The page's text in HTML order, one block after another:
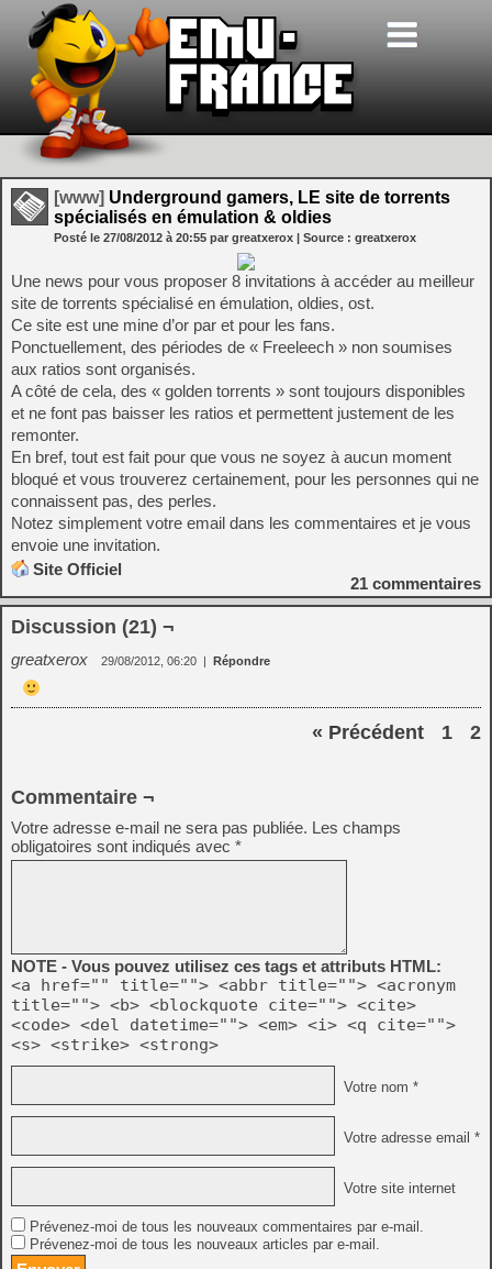
[www] Underground gamers, LE site de torrents
spécialisés en émulation & oldies
Posté le 27/08/2012 à 20:55 par greatxerox | Source : greatxerox
Une news pour vous proposer 8 invitations à accéder au meilleur
site de torrents spécialisé en émulation, oldies, ost.
Ce site est une mine d’or par et pour les fans.
Ponctuellement, des périodes de « Freeleech » non soumises
aux ratios sont organisés.
A côté de cela, des « golden torrents » sont toujours disponibles
et ne font pas baisser les ratios et permettent justement de les
remonter.
En bref, tout est fait pour que vous ne soyez à aucun moment
bloqué et vous trouverez certainement, pour les personnes qui ne
connaissent pas, des perles.
Notez simplement votre email dans les commentaires et je vous
envoie une invitation.
Site Officiel
21 commentaires
Discussion (21) ¬
greatxerox 29/08/2012, 06:20 | Répondre
« Précédent 1 2
Commentaire ¬
Votre adresse e-mail ne sera pas publiée. Les champs
obligatoires sont indiqués avec *
NOTE - Vous pouvez utilisez ces tags et attributs HTML:
<a href="" title=""> <abbr title=""> <acronym
title=""> <b> <blockquote cite=""> <cite>
<code> <del datetime=""> <em> <i> <q cite="">
<s> <strike> <strong>
Votre nom *
Votre adresse email *
Votre site internet
Prévenez-moi de tous les nouveaux commentaires par e-mail.
Prévenez-moi de tous les nouveaux articles par e-mail.